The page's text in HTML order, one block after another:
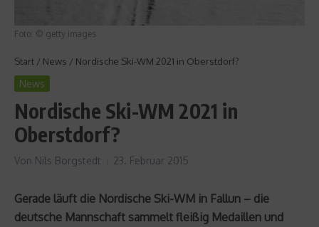
Foto: © getty images
Start / News / Nordische Ski-WM 2021 in Oberstdorf?
News
Nordische Ski-WM 2021 in
Oberstdorf?
Von Nils Borgstedt 23. Februar 2015
Gerade läuft die Nordische Ski-WM in Fallun – die
deutsche Mannschaft sammelt fleißig Medaillen und